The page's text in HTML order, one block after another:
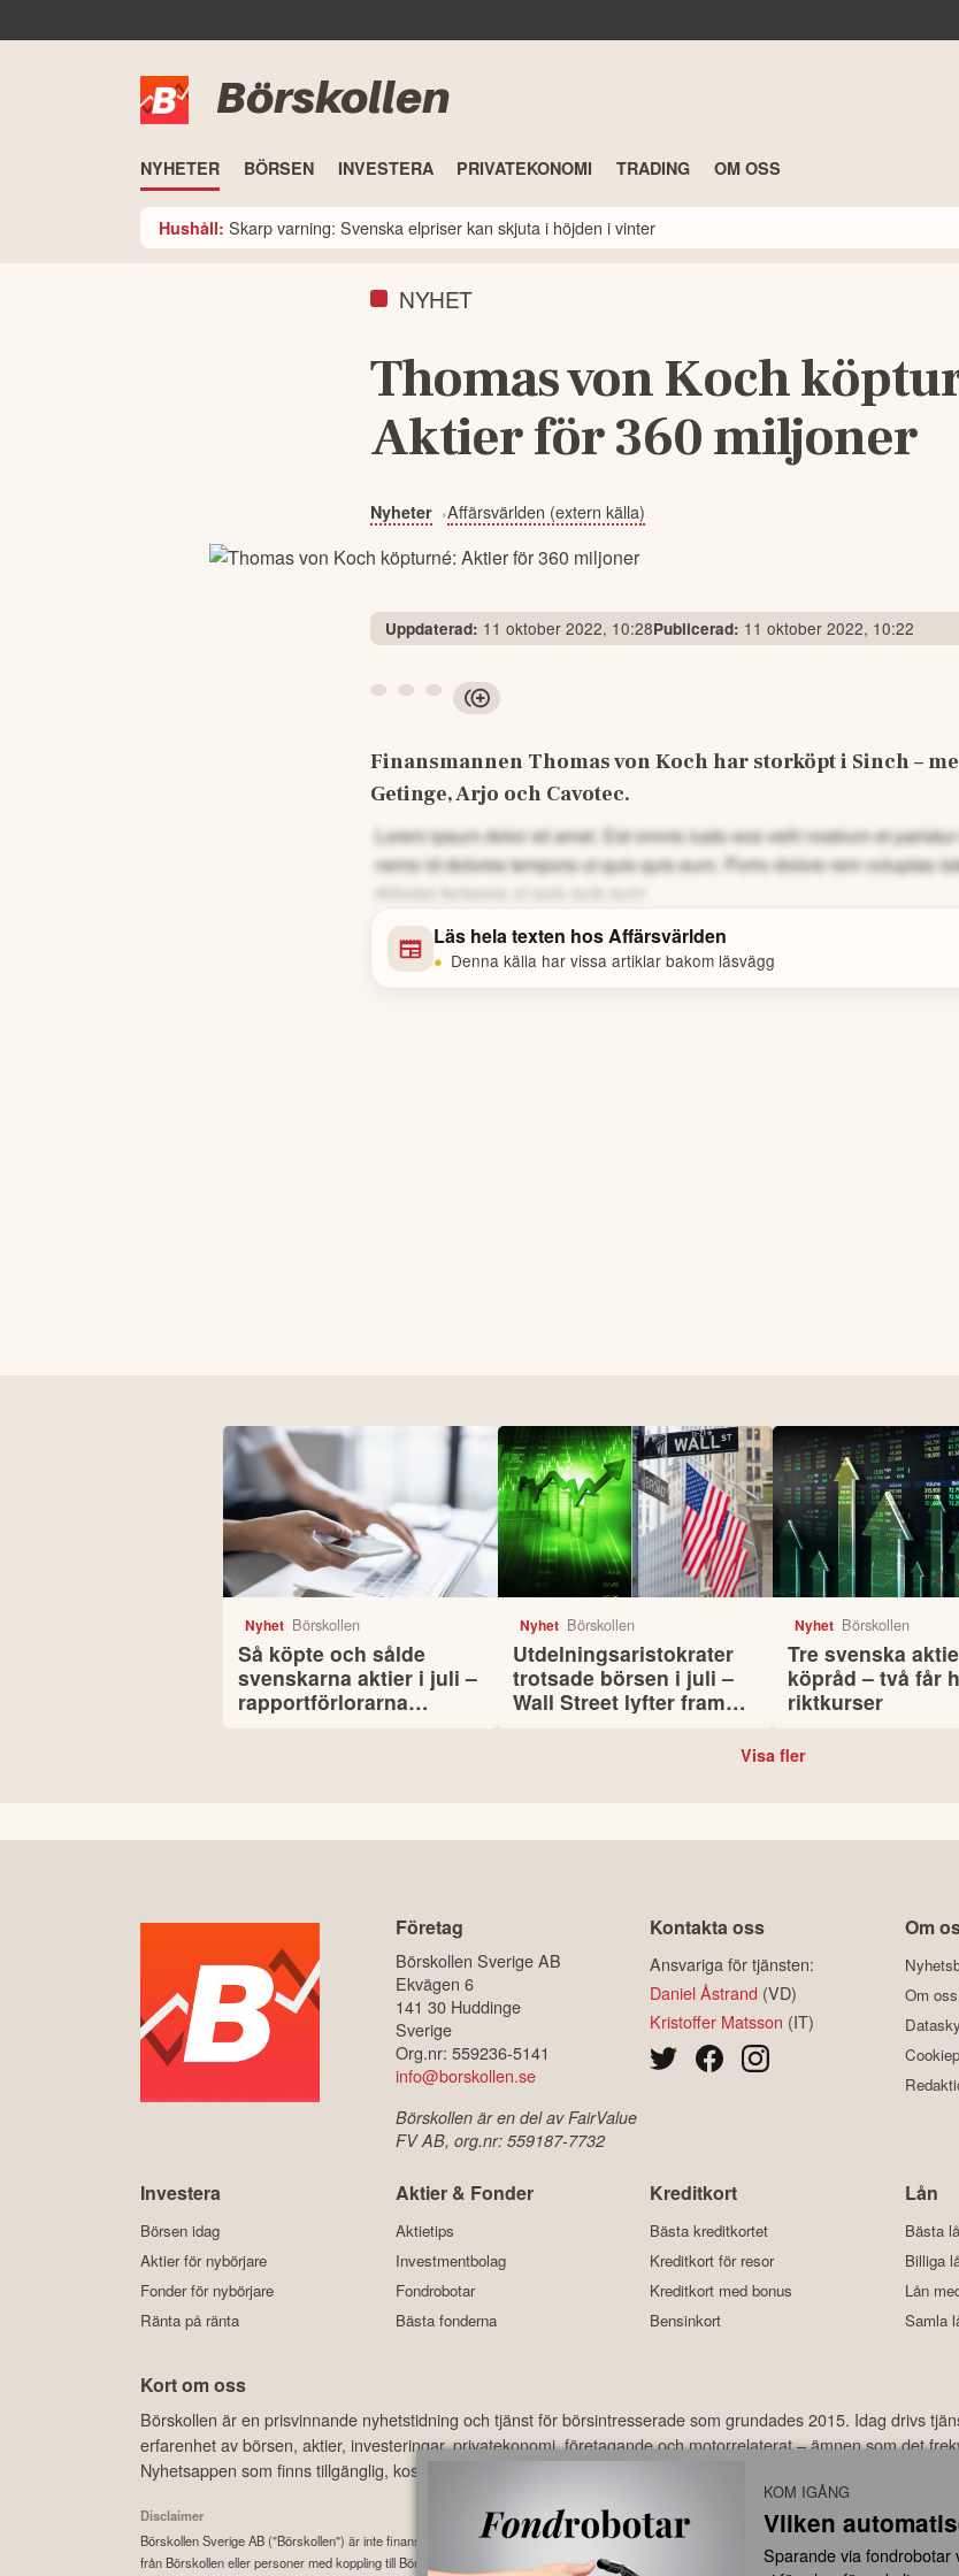
Börskollen
NYHETER BÖRSEN INVESTERA PRIVATEKONOMI TRADING OM OSS
Hushåll: Skarp varning: Svenska elpriser kan skjuta i höjden i vinter
NYHET
Thomas von Koch
Aktier för 360 miljoner
Nyheter Affärsvärlden (extern källa)
Uppdaterad: 11 oktober 2022, 10:28Publicerad: 11 oktober 2022, 10:22
Finansmannen Thomas von Koch har storköpt i Sinch –
Getinge, Arjo och Cavotec.
Lorem ipsum dolor sit amet. Est omnis iusto eos velit nostrum et
nemo id dolores tempora ut quis quis eum. Porro dolore rem voluptas
dolores tempora ut quis quis eum
Läs hela texten hosAffärsvärlden
• Denna källa har vissa artiklar bakom läsvägg
Nyhet Börskollen
Så köpte och sålde
svenskarna aktier i juli –
rapportförlorarna
Nyhet Börskollen
Utdelningsaristokrater
trotsade börsen i juli –
Wall Street lyfter fram
Nyhet Börskollen
Tre svenska
köpråd – två får
riktkurser
Visa fler
Företag
Börskollen Sverige AB
Ekvägen 6
141 30 Huddinge
Sverige
Org.nr: 559236-5141
info@borskollen.se
Börskollen är en del av FairValue
FV AB, org.nr: 559187-7732
Kontakta oss
Ansvariga för tjänsten:
Daniel Åstrand (VD)
Kristoffer Matsson (IT)
Om
Om
Investera
Börsen idag
Aktier för nybörjare
Fonder för nybörjare
Ränta på ränta
Aktier & Fonder
Aktietips
Investmentbolag
Fondrobotar
Bästa fonderna
Kreditkort
Bästa kreditkortet
Kreditkort för resor
Kreditkort med bonus
Bensinkort
Lån
Bästa
Billiga
Lån
Samla
Kort om oss
Börskollen är en prisvinnande nyhetstidning och tjänst för börsintresserade som grundades 2015. Idag drivs
erfarenhet av börsen, aktier, investeringar, privatekonomi, företagande och motorrelaterat – ämnen som det
Nyhetsappen som finns tillgänglig, kostnadsfritt, har under åren laddats ner hundratusentals gånger och med
Disclaimer
Börskollen Sverige AB ("Börskollen") är inte finansiella rådgivare, står inte under finansinspektionens tillsyn och ger inga råd till dig. Detta innebär
från Börskollen eller personer med koppling till Börskollen, alltid fattas självständigt av investeraren. Börskollen frånsäger sig allt ansvar för
KOM IGÅNG
Vilken
Sparande via fondrobotar